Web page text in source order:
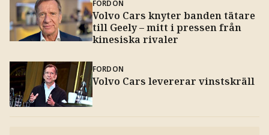
FORDON
Volvo Cars knyter banden tätare
till Geely – mitt i pressen från
kinesiska rivaler
FORDON
Volvo Cars levererar vinstskräll